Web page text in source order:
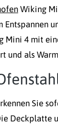
Wiking
Mini 4 mit
und als
Sie
Deckplatte